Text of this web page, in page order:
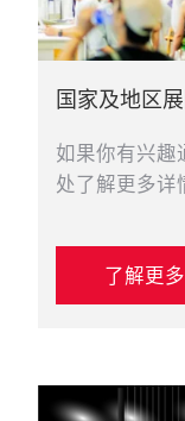
国家及地区
如果你有兴趣
处了解更多详
了解更多